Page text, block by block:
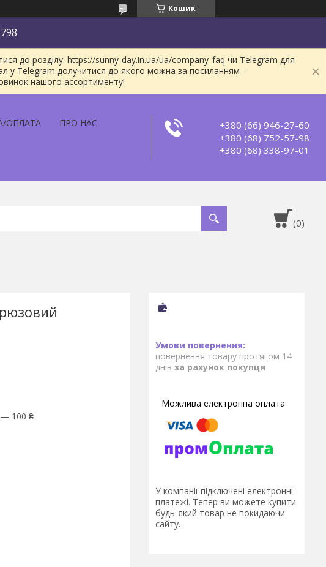
Кошик
до розділу: https://sunny-day.in.ua/ua/company_faq чи Telegram для
у Telegram долучитися до якого можна за посиланням -
нашого ассортименту!
ОПЛАТА ПРО НАС
+380 (66) 946-27-60
+380 (68) 752-57-98
+380 (68) 338-97-01
— 100 ₴
повернення товару протягом 14
днів за рахунок покупця
У компанії підключені електронні
платежі. Тепер ви можете купити
будь-який товар не покидаючи
сайту.